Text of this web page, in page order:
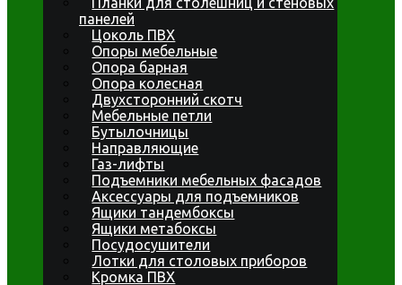
панелей
Цоколь ПВХ
Опоры мебельные
Опора барная
Опора колесная
Двухсторонний скотч
Мебельные петли
Бутылочницы
Направляющие
Газ-лифты
Подъемники мебельных фасадов
Аксессуары для подъемников
Ящики тандембоксы
Ящики метабоксы
Посудосушители
Лотки для столовых приборов
Кромка ПВХ